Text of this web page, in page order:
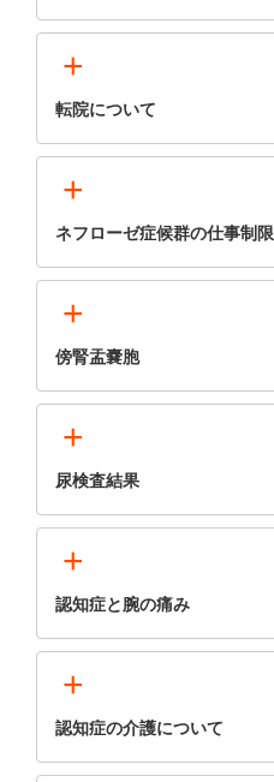
+
転院について
+
ネフローゼ症候群の仕事制限
+
傍腎盂嚢胞
+
尿検査結果
+
認知症と腕の痛み
+
認知症の介護について